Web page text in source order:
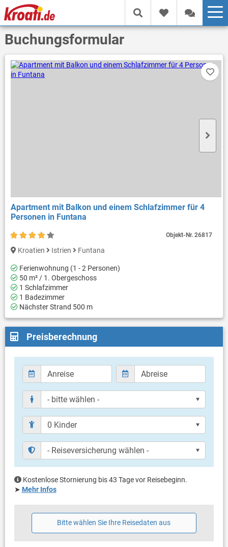
Buchungsformular
Apartment mit Balkon und einem Schlafzimmer für 4
Personen in Funtana
Kroatien Istrien Funtana
Ferienwohnung (1 - 2 Personen)
50 m² / 1. Obergeschoss
1 Schlafzimmer
1 Badezimmer
Nächster Strand 500 m
Objekt-Nr. 26817
Preisberechnung
Kostenlose Stornierung bis 43 Tage vor Reisebeginn.
➤ Mehr Infos
Bitte wählen Sie Ihre Reisedaten aus